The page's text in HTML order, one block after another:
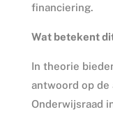
financiering.
Wat betekent
In theorie
antwoord op de
Onderwijsraad